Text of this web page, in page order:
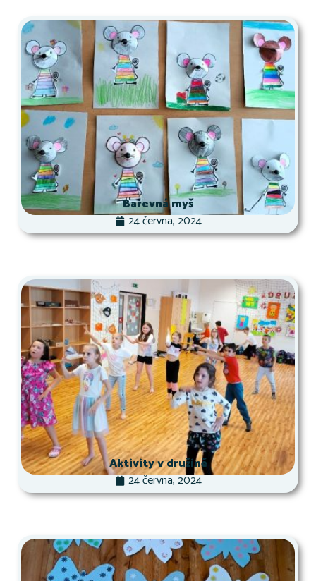
Barevná myš
24 června, 2024
Aktivity v družině
24 června, 2024